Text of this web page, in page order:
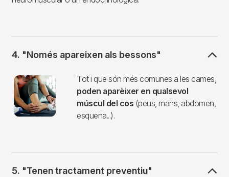
4. "Només apareixen als bessons"
Imagen
Tot i que són més comunes a les cames,
poden aparèixer en qualsevol
múscul del cos (peus, mans, abdomen,
esquena...).
5. "Tenen tractament preventiu"